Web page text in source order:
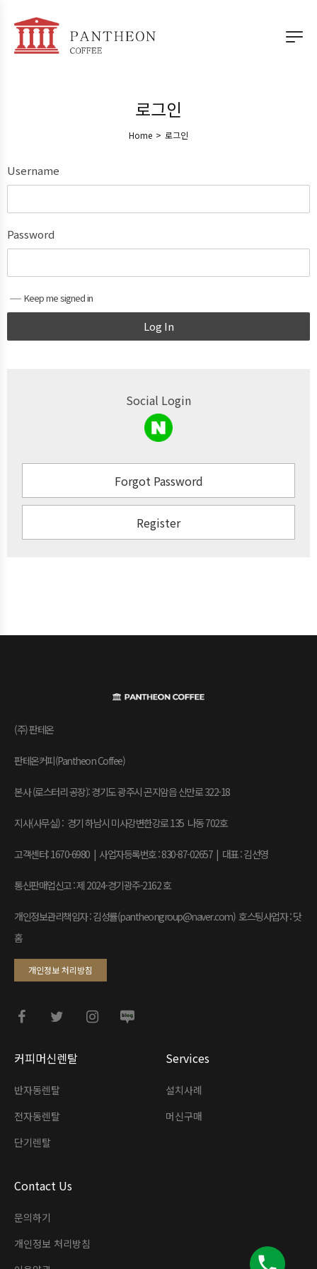
로그인
Home > 로그인
Username
Password
Keep me signed in
Log In
Social Login
Forgot Password
Register
커피머신렌탈
반자동렌탈
전자동렌탈
단기렌탈
Services
설치사례
머신구매
Contact Us
문의하기
개인정보 처리방침
(주) 판테온
판테온커피(Pantheon Coffee)
본사 (로스터리 공장): 경기도 광주시 곤지암읍 신만로 322-18
지사(사무실) : 경기 하남시 미사강변한강로 135 나동 702호
고객센터: 1670-6980 | 사업자등록번호 : 830-87-02657 | 대표 : 김선영
통신판매업신고 : 제 2024-경기광주-2162 호
개인정보관리책임자 : 김성률(pantheongroup@naver.com) 호스팅사업자 : 닷
홈
개인정보 처리방침